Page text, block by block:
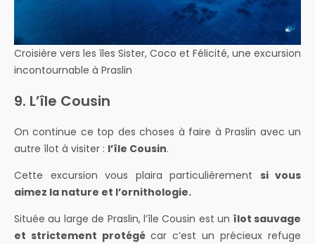
Croisière vers les îles Sister, Coco et Félicité, une excursion
incontournable à Praslin
9. L’île Cousin
On continue ce top des choses à faire à Praslin avec un
autre îlot à visiter : l’île Cousin.
Cette excursion vous plaira particulièrement si vous
aimez la nature et l’ornithologie.
Située au large de Praslin, l’île Cousin est un îlot sauvage
et strictement protégé car c’est un précieux refuge